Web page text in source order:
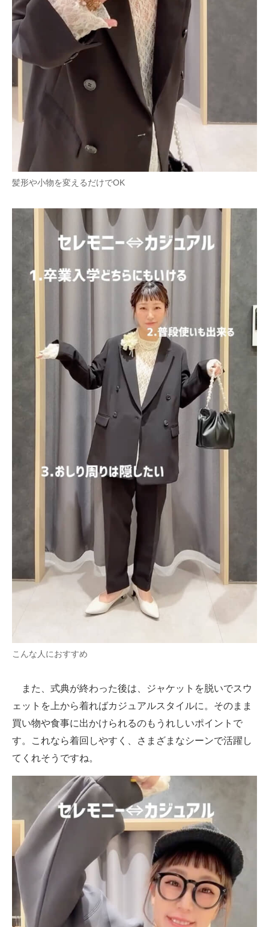
髪形や小物を変えるだけでOK
こんな人におすすめ
また、式典が終わった後は、ジャケットを脱いでスウ
ェットを上から着ればカジュアルスタイルに。そのまま
買い物や食事に出かけられるのもうれしいポイントで
す。これなら着回しやすく、さまざまなシーンで活躍し
てくれそうですね。